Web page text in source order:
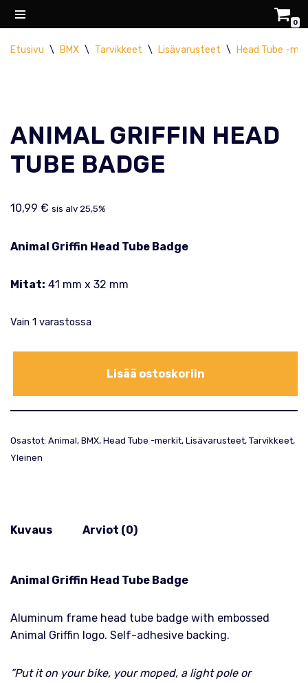
suoraan
0
Etusivu \ BMX \ Tarvikkeet \ Lisävarusteet \ Head Tube -
ANIMAL GRIFFIN HEAD
TUBE BADGE
10,99 € sis alv 25,5%
Animal Griffin Head Tube Badge
Mitat: 41 mm x 32 mm
Vain 1 varastossa
Lisää ostoskoriin
Osastot: Animal, BMX, Head Tube -merkit, Lisävarusteet, Tarvikkeet,
Yleinen
Kuvaus Arviot (0)
Animal Griffin Head Tube Badge
Aluminum frame head tube badge with embossed
Animal Griffin logo. Self-adhesive backing.
”Put it on your bike, your moped, a light pole or